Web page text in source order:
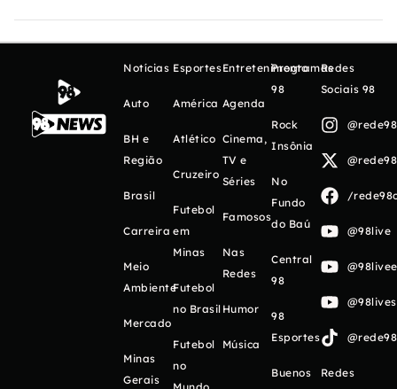
Notícias
Auto
BH e
Região
Brasil
Carreira
Meio
Ambiente
Mercado
Minas
Gerais
Esportes
América
Atlético
Cruzeiro
Futebol
em
Minas
Futebol
no Brasil
Futebol
no
Entretenimento
Agenda
Cinema,
TV e
Séries
Famosos
Nas
Redes
Humor
Música
Programas
98
Rock
Insônia
No
Fundo
do Baú
Central
98
98
Esportes
Buenos
Redes
Sociais 98
/
@98live
Redes